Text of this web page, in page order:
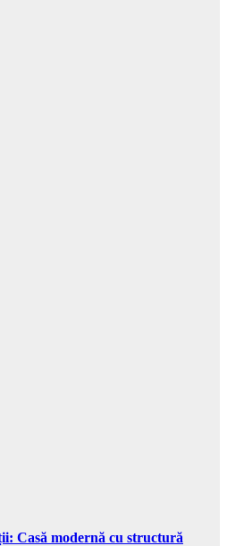
Casă modernă cu structură